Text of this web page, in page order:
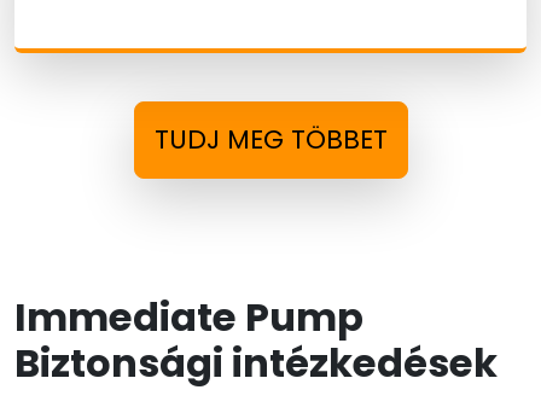
TUDJ MEG TÖBBET
Immediate Pump
Biztonsági intézkedések